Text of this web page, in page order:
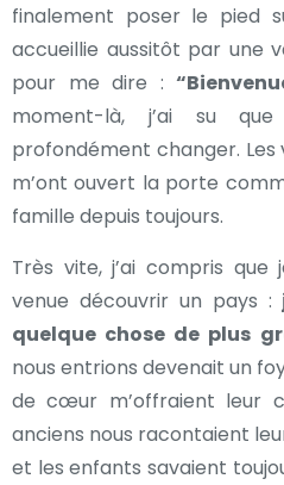
finalement poser le pied
accueillie aussitôt par une
pour me dire :
moment-là, j’ai su
profondément changer.
m’ont ouvert la porte
famille depuis toujours.
Très vite, j’ai compris que
venue découvrir un pays :
quelque chose de plus
nous entrions devenait un
de cœur m’offraient leur
anciens nous racontaient
et les enfants savaient